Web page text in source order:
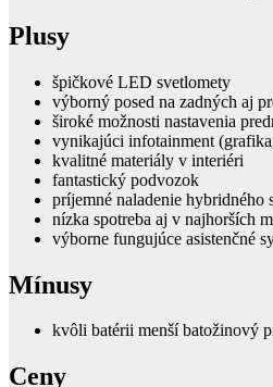
Plusy
špičkové LED svetlomety
výborný posed na zadných aj
široké možnosti nastavenia
vynikajúci infotainment
kvalitné materiály v interiéri
fantastický podvozok
príjemné naladenie hybridného
nízka spotreba aj v najhorších
výborne fungujúce asistenčné
Mínusy
kvôli batérii menší batožinový
Ceny